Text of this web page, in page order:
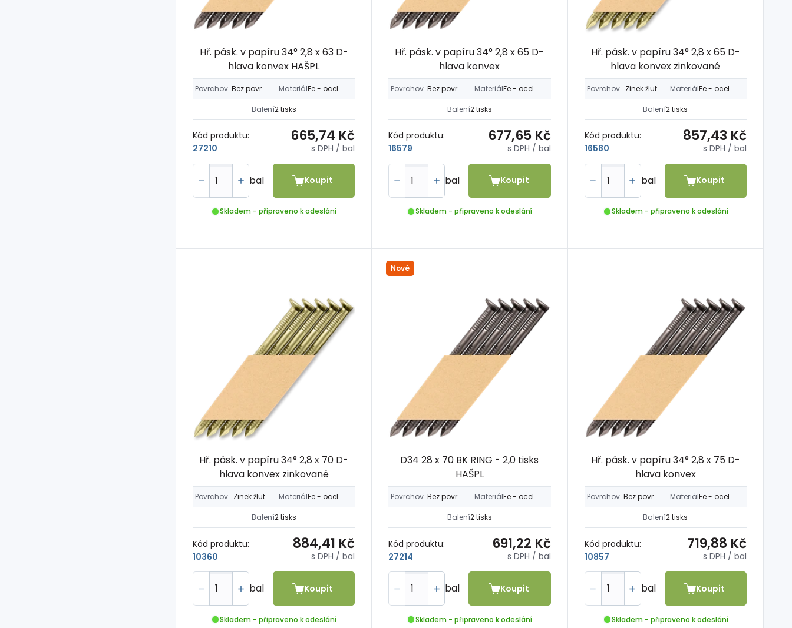
Hř. pásk. v papíru 34° 2,8 x 63 D-
hlava konvex HAŠPL
Povrchová úprava Bez povrch. úpravy MateriálFe - ocel
Balení2 tisks
Kód produktu:
27210
665,74 Kč
s DPH / bal
bal Koupit
Skladem - připraveno k odeslání
Hř. pásk. v papíru 34° 2,8 x 65 D-
hlava konvex
Povrchová úprava Bez povrch. úpravy MateriálFe - ocel
Balení2 tisks
Kód produktu:
16579
677,65 Kč
s DPH / bal
bal Koupit
Skladem - připraveno k odeslání
Hř. pásk. v papíru 34° 2,8 x 65 D-
hlava konvex zinkované
Povrchová úprava Zinek žlutý > 12µm MateriálFe - ocel
Balení2 tisks
Kód produktu:
16580
857,43 Kč
s DPH / bal
bal Koupit
Skladem - připraveno k odeslání
Hř. pásk. v papíru 34° 2,8 x 70 D-
hlava konvex zinkované
Povrchová úprava Zinek žlutý > 12µm MateriálFe - ocel
Balení2 tisks
Kód produktu:
10360
884,41 Kč
s DPH / bal
bal Koupit
Skladem - připraveno k odeslání
Nové
D34 28 x 70 BK RING - 2,0 tisks
HAŠPL
Povrchová úprava Bez povrch. úpravy MateriálFe - ocel
Balení2 tisks
Kód produktu:
27214
691,22 Kč
s DPH / bal
bal Koupit
Skladem - připraveno k odeslání
Hř. pásk. v papíru 34° 2,8 x 75 D-
hlava konvex
Povrchová úprava Bez povrch. úpravy MateriálFe - ocel
Balení2 tisks
Kód produktu:
10857
719,88 Kč
s DPH / bal
bal Koupit
Skladem - připraveno k odeslání